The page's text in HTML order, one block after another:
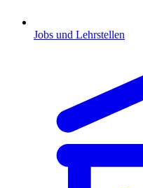
Jobs und Lehrstellen